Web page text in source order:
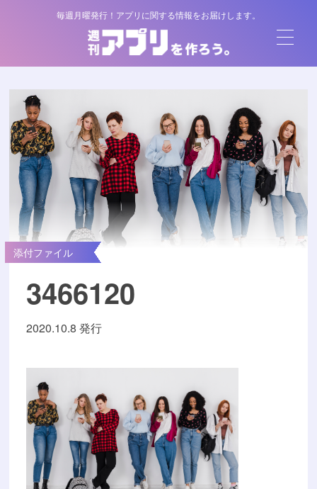
毎週月曜発行！アプリに関する情報をお届けします。
添付ファイル
3466120
2020.10.8 発行